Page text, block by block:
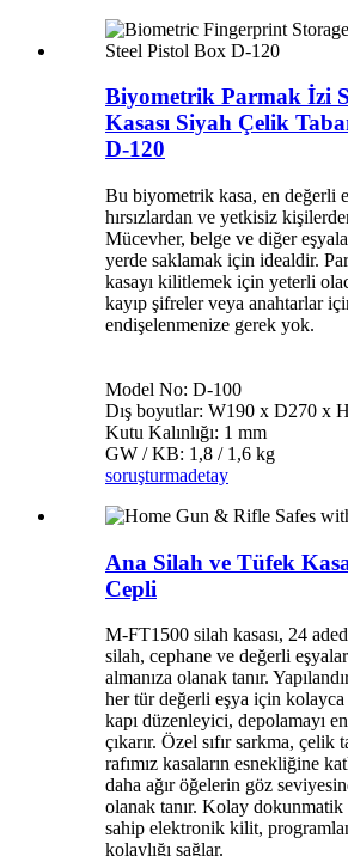
Biyometrik Parmak İzi
Kasası Siyah Çelik
D-120
Bu biyometrik kasa, en değerli
hırsızlardan ve yetkisiz
Mücevher, belge ve diğer
yerde saklamak için idealdir.
kasayı kilitlemek için yeterli
kayıp şifreler veya anahtarlar
endişelenmenize gerek yok.
Model No: D-100
Dış boyutlar: W190 x D270 x
Kutu Kalınlığı: 1 mm
GW / KB: 1,8 / 1,6 kg
soruşturmadetay
Ana Silah ve Tüfek
Cepli
M-FT1500 silah kasası, 24
silah, cephane ve değerli
almanıza olanak tanır.
her tür değerli eşya için
kapı düzenleyici, depolamayı
çıkarır. Özel sıfır sarkma, çelik
rafımız kasaların esnekliğine
daha ağır öğelerin göz
olanak tanır. Kolay dokunmatik
sahip elektronik kilit,
kolaylığı sağlar.